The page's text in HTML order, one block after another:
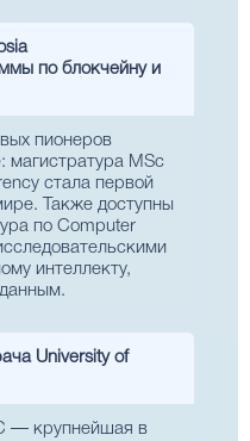
по блокчейну и
пионеров
магистратура MSc
стала первой
Также доступны
по Computer
интеллекту,
University of
— крупнейшая в